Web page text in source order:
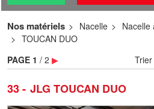
Nos matériels Nacelle Nacelle
TOUCAN DUO
33 JLG TOUCAN DUO
PAGE 1 / 2 ▶